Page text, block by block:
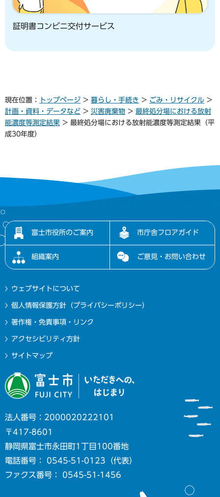
証明書コンビニ交付サービス
現在位置： トップページ > 暮らし・手続き > ごみ・リサイクル >
計画・資料・データなど > 災害廃棄物 > 最終処分場における放射
能濃度等測定結果 > 最終処分場における放射能濃度等測定結果（平
成30年度）
富士市役所のご案内 市庁舎フロアガイド
組織案内 ご意見・お問い合わせ
ウェブサイトについて
個人情報保護方針（プライバシーポリシー）
著作権・免責事項・リンク
アクセシビリティ方針
サイトマップ
法人番号：2000020222101
〒417-8601
静岡県富士市永田町1丁目100番地
電話番号： 0545-51-0123（代表）
ファクス番号： 0545-51-1456